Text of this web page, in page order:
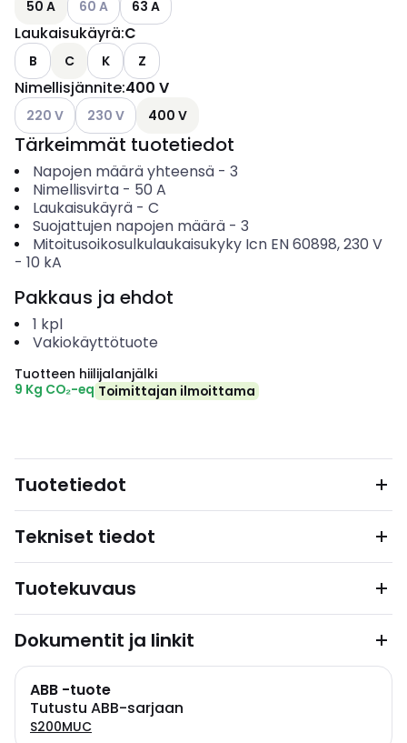
50 A
60 A 63 A
Laukaisukäyrä:C
B C K Z
Nimellisjännite:400 V
Katso käytettävissä olevat vaihtoehdot
220 V Katso käytettävissä olevat vaihtoehdot
230 V 400 V
Tärkeimmät tuotetiedot
Napojen määrä yhteensä- 3
Nimellisvirta- 50 A
Laukaisukäyrä- C
Suojattujen napojen määrä- 3
Mitoitusoikosulkulaukaisukyky Icn EN 60898, 230 V
- 10 kA
Pakkaus ja ehdot
1 kpl
Vakiokäyttötuote
Tuotteen hiilijalanjälki
9 Kg CO₂-eq Toimittajan ilmoittama
Tuotetiedot
Tekniset tiedot
Tuotekuvaus
Dokumentit ja linkit
ABB -tuote
Tutustu ABB-sarjaan
S200MUC